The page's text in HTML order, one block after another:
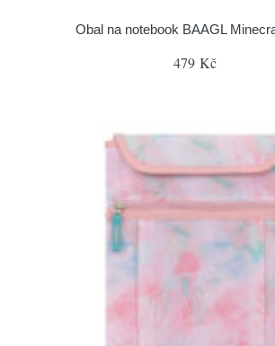
Obal na notebook BAAGL
479 Kč